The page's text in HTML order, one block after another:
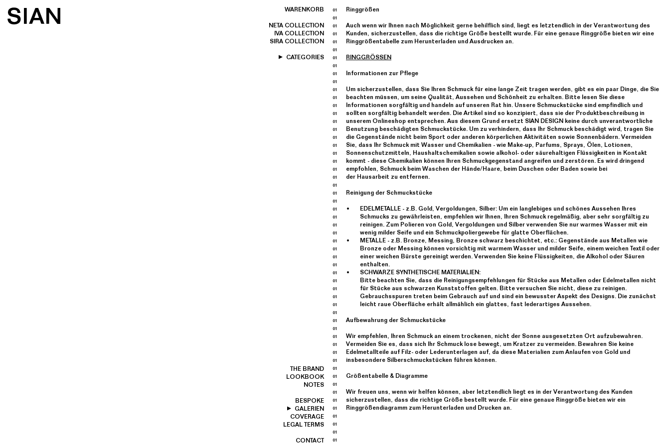
WARENKORB
NETA COLLECTION
IVA COLLECTION
SIRA COLLECTION
CATEGORIES
THE BRAND
LOOKBOOK
NOTES
BESPOKE
GALERIEN
COVERAGE
LEGAL TERMS
CONTACT
Ringgrößen
Auch wenn wir Ihnen nach Möglichkeit gerne behilflich sind, liegt es letztendlich in der Verantwortung des
Kunden, sicherzustellen, dass die richtige Größe bestellt wurde. Für eine genaue Ringgröße bieten wir eine
Ringgrößentabelle zum Herunterladen und Ausdrucken an.
RINGGRÖSSEN
Informationen zur Pflege
Um sicherzustellen, dass Sie Ihren Schmuck für eine lange Zeit tragen werden, gibt es ein paar Dinge, die Sie
beachten müssen, um seine Qualität, Aussehen und Schönheit zu erhalten. Bitte lesen Sie diese
Informationen sorgfältig und handeln auf unseren Rat hin. Unsere Schmuckstücke sind empfindlich und
sollten sorgfältig behandelt werden. Die Artikel sind so konzipiert, dass sie der Produktbeschreibung in
unserem Onlineshop entsprechen. Aus diesem Grund ersetzt SIAN DESIGN keine durch unverantwortliche
Benutzung beschädigten Schmuckstücke. Um zu verhindern, dass Ihr Schmuck beschädigt wird, tragen Sie
die Gegenstände nicht beim Sport oder anderen körperlichen Aktivitäten sowie Sonnenbädern. Vermeiden
Sie, dass Ihr Schmuck mit Wasser und Chemikalien - wie Make-up, Parfums, Sprays, Ölen, Lotionen,
Sonnenschutzmitteln, Haushaltschemikalien sowie alkohol- oder säurehaltigen Flüssigkeiten in Kontakt
kommt - diese Chemikalien können Ihren Schmuckgegenstand angreifen und zerstören. Es wird dringend
empfohlen, Schmuck beim Waschen der Hände/Haare, beim Duschen oder Baden sowie bei
der Hausarbeit zu entfernen.
Reinigung der Schmuckstücke
EDELMETALLE - z.B. Gold, Vergoldungen, Silber: Um ein langlebiges und schönes Aussehen Ihres
Schmucks zu gewährleisten, empfehlen wir Ihnen, Ihren Schmuck regelmäßig, aber sehr sorgfältig zu
reinigen. Zum Polieren von Gold, Vergoldungen und Silber verwenden Sie nur warmes Wasser mit ein
wenig milder Seife und ein Schmuckpoliergewebe für glatte Oberflächen.
METALLE - z.B. Bronze, Messing, Bronze schwarz beschichtet, etc.: Gegenstände aus Metallen wie
Bronze oder Messing können vorsichtig mit warmem Wasser und milder Seife, einem weichen Textil oder
einer weichen Bürste gereinigt werden. Verwenden Sie keine Flüssigkeiten, die Alkohol oder Säuren
enthalten.
SCHWARZE SYNTHETISCHE MATERIALIEN:
Bitte beachten Sie, dass die Reinigungsempfehlungen für Stücke aus Metallen oder Edelmetallen nicht
für Stücke aus schwarzen Kunststoffen gelten. Bitte versuchen Sie nicht, diese zu reinigen.
Gebrauchsspuren treten beim Gebrauch auf und sind ein bewusster Aspekt des Designs. Die zunächst
leicht raue Oberfläche erhält allmählich ein glattes, fast lederartiges Aussehen.
Aufbewahrung der Schmuckstücke
Wir empfehlen, Ihren Schmuck an einem trockenen, nicht der Sonne ausgesetzten Ort aufzubewahren.
Vermeiden Sie es, dass sich Ihr Schmuck lose bewegt, um Kratzer zu vermeiden. Bewahren Sie keine
Edelmetallteile auf Filz- oder Lederunterlagen auf, da diese Materialien zum Anlaufen von Gold und
insbesondere Silberschmuckstücken führen können.
Größentabelle & Diagramme
Wir freuen uns, wenn wir helfen können, aber letztendlich liegt es in der Verantwortung des Kunden
sicherzustellen, dass die richtige Größe bestellt wurde. Für eine genaue Ringgröße bieten wir ein
Ringgrößendiagramm zum Herunterladen und Drucken an.